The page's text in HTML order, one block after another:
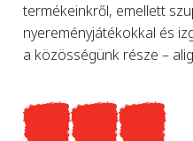
termékeinkről, emellett
nyereményjátékokkal és
a közösségünk része –